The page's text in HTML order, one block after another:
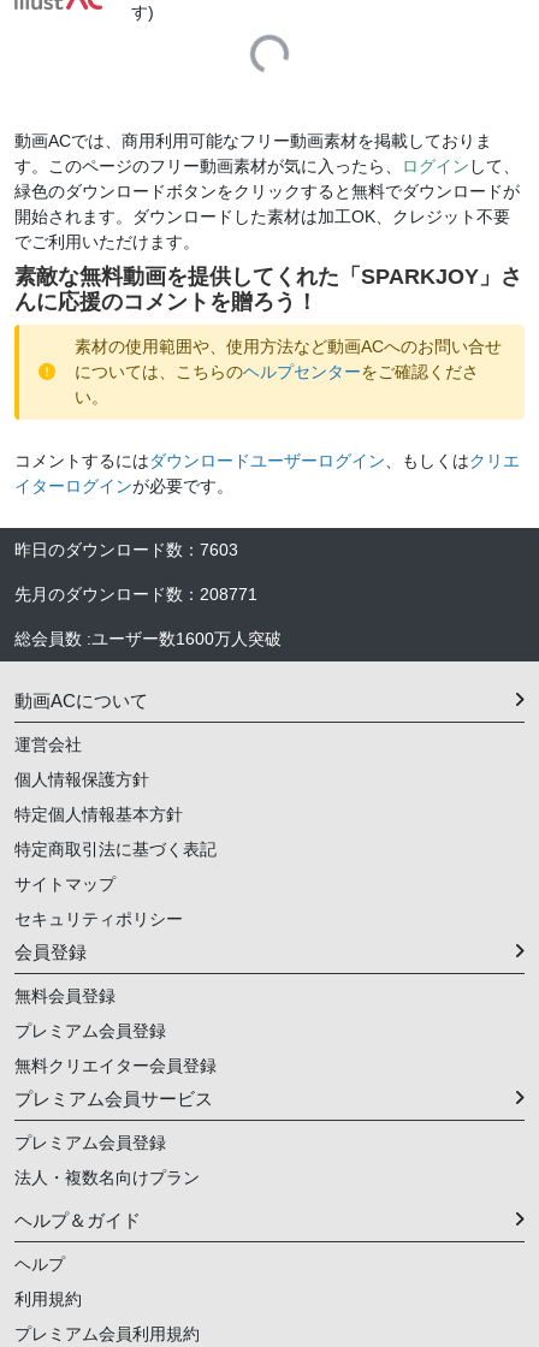
す)
Loading...
動画ACでは、商用利用可能なフリー動画素材を掲載しておりま
す。このページのフリー動画素材が気に入ったら、
ログイン して、
緑色のダウンロードボタンをクリックすると無料でダウンロードが
開始されます。ダウンロードした素材は加工OK、クレジット不要
でご利用いただけます。
素敵な無料動画を提供してくれた「 SPARKJOY 」さ
んに応援のコメントを贈ろう！
素材の使用範囲や、使用方法など動画ACへのお問い合せ
については、こちらのヘルプセンターをご確認くださ
い。
コメントするにはダウンロードユーザーログイン 、もしくはクリエ
イターログインが必要です。
昨日のダウンロード数 ： 7603
先月のダウンロード数 ： 208771
総会員数 :ユーザー数1600万人 突破
動画ACについて
運営会社
個人情報保護方針
特定個人情報基本方針
特定商取引法に基づく表記
サイトマップ
セキュリティポリシー
会員登録
無料会員登録
プレミアム会員登録
無料クリエイター会員登録
プレミアム会員サービス
プレミアム会員登録
法人・複数名向けプラン
ヘルプ＆ガイド
ヘルプ
利用規約
プレミアム会員利用規約